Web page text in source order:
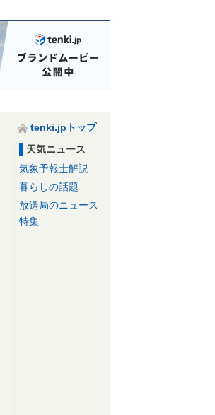
tenki.jpトップ
天気ニュース
気象予報士解説
暮らしの話題
放送局のニュース
特集